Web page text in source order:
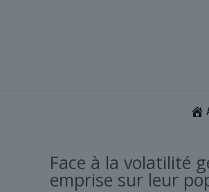
Face à la volatilité
emprise sur leur